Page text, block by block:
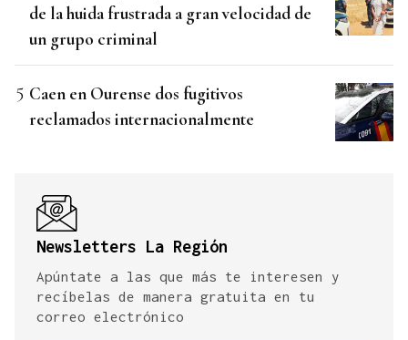
de la huida frustrada a gran velocidad de
un grupo criminal
Caen en Ourense dos fugitivos
reclamados internacionalmente
Newsletters La Región
Apúntate a las que más te interesen y
recíbelas de manera gratuita en tu
correo electrónico